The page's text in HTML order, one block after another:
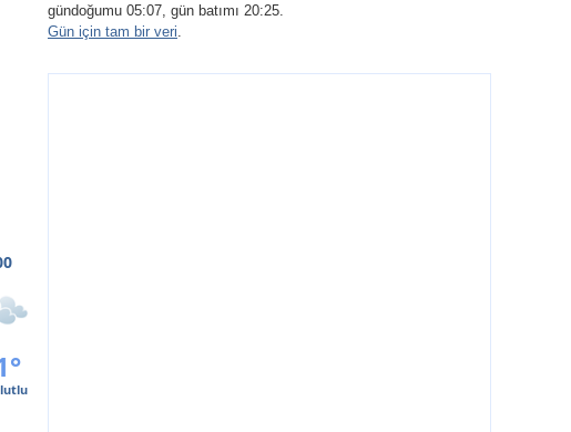
gündoğumu 05:07, gün batımı 20:25.
Gün için tam bir veri.